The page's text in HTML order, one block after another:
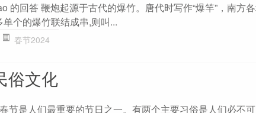
的回答 鞭炮起源于古代的爆竹。唐代时写作“爆竿”，南方
单个的爆竹联结成串,则叫...
春节2024
俗文化
节是人们最重要的节日之一。有两个主要习俗是人们必不